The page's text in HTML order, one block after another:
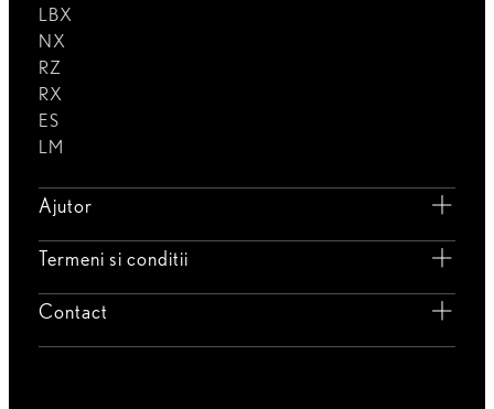
LBX
NX
RZ
RX
ES
LM
Ajutor
Termeni si conditii
Contact